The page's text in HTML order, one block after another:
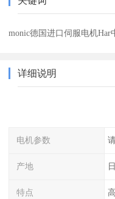
monic德国进口伺服电机Har
详细说明
电机参数
产地
特点